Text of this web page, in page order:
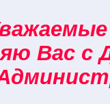
Вас с